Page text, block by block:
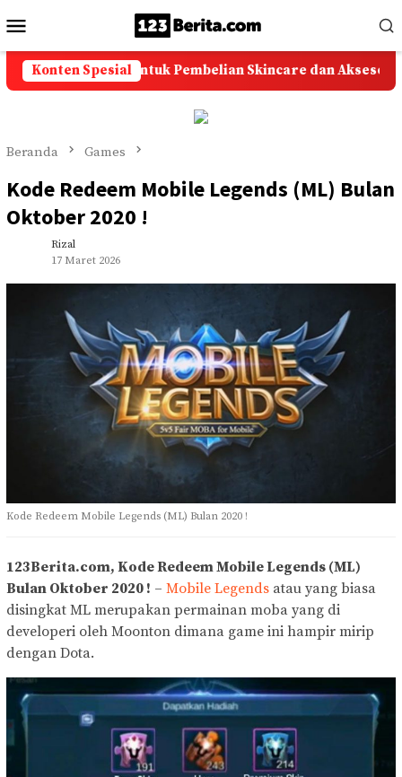
ke
kontenMobile
Konten Spesial
Murah untuk Pembelian Skincare dan Aksesoris Online
Beranda Games
Kode Redeem Mobile Legends (ML) Bulan
Oktober 2020 !
Rizal
17 Maret 2026
Kode Redeem Mobile Legends (ML) Bulan 2020 !
123Berita.com, Kode Redeem Mobile Legends (ML)
Bulan Oktober 2020 ! – Mobile Legends atau yang biasa
disingkat ML merupakan permainan moba yang di
developeri oleh Moonton dimana game ini hampir mirip
dengan Dota.